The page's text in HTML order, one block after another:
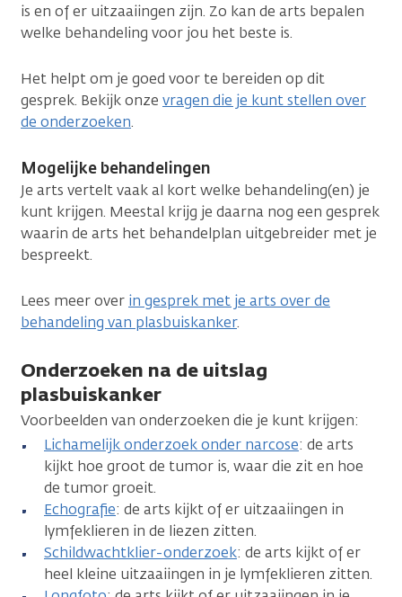
is en of er uitzaaiingen zijn. Zo kan de arts bepalen
welke behandeling voor jou het beste is.
Het helpt om je goed voor te bereiden op dit
gesprek. Bekijk onze vragen die je kunt stellen over
de onderzoeken.
Mogelijke behandelingen
Je arts vertelt vaak al kort welke behandeling(en) je
kunt krijgen. Meestal krijg je daarna nog een gesprek
waarin de arts het behandelplan uitgebreider met je
bespreekt.
Lees meer over in gesprek met je arts over de
behandeling van plasbuiskanker.
Onderzoeken na de uitslag
plasbuiskanker
Voorbeelden van onderzoeken die je kunt krijgen:
Lichamelijk onderzoek onder narcose: de arts
kijkt hoe groot de tumor is, waar die zit en hoe
de tumor groeit.
Echografie: de arts kijkt of er uitzaaiingen in
lymfeklieren in de liezen zitten.
Schildwachtklier-onderzoek: de arts kijkt of er
heel kleine uitzaaiingen in je lymfeklieren zitten.